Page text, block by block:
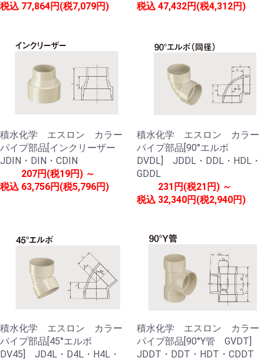
税込 77,864円(税7,079円)
税込 47,432円(税4,312円)
積水化学 エスロン カラー
パイプ部品[インクリーザー
JDIN・DIN・CDIN
税込
207円(税19円) ～
63,756円(税5,796円)
積水化学 エスロン カラー
パイプ部品[90°エルボ
DVDL] JDDL・DDL・HDL・
GDDL
税込
231円(税21円) ～
32,340円(税2,940円)
積水化学 エスロン カラー
パイプ部品[45°エルボ
DV45] JD4L・D4L・H4L・
積水化学 エスロン カラー
パイプ部品[90°Y管 GVDT]
JDDT・DDT・HDT・CDDT